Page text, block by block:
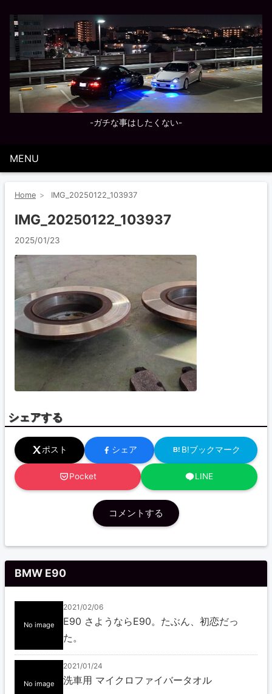
-ガチな事はしたくない-
MENU
Home IMG_20250122_103937
IMG_20250122_103937
2025/01/23
シェアする
ポスト シェア B! B!ブックマーク
Pocket LINE
コメントする
BMW E90
No image
2021/02/06
E90 さようならE90。たぶん、初恋だっ
た。
No image
2021/01/24
洗車用 マイクロファイバータオル